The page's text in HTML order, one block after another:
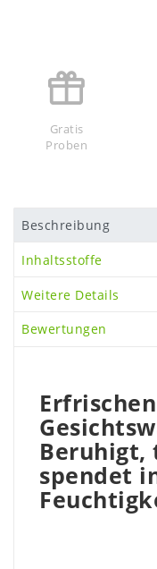
Gratis
Proben
Beschreibung
Inhaltsstoffe
Weitere Details
Bewertungen
Beruhigt,
spendet